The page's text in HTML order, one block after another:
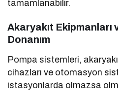
tamamlanabilir.
Akaryakıt Ekipmanları
Donanım
Pompa sistemleri,
cihazları ve otomasyon
istasyonlarda olmazsa